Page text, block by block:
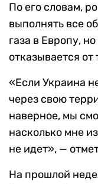
По его словам,
выполнять все
газа в Европу,
отказывается
«Если Украина
через свою
наверное, мы
насколько мне
не идет», —
На прошлой